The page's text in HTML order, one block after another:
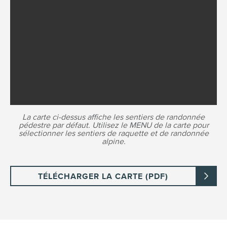
La carte ci-dessus affiche les sentiers de randonnée
pédestre par défaut. Utilisez le MENU de la carte pour
sélectionner les sentiers de raquette et de randonnée
alpine.
TÉLÉCHARGER LA CARTE (PDF)